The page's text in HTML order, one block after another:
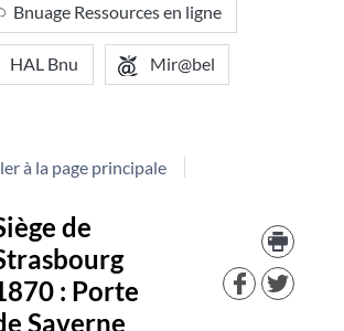
Bnuage Ressources en ligne
HAL Bnu Mir@bel
à la page principale
de
: Porte
Saverne